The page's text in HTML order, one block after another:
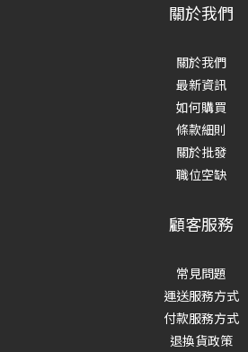
關於我們
關於我們
最新資訊
如何購買
條款細則
關於批發
職位空缺
顧客服務
常見問題
運送服務方式
付款服務方式
退換貨政策